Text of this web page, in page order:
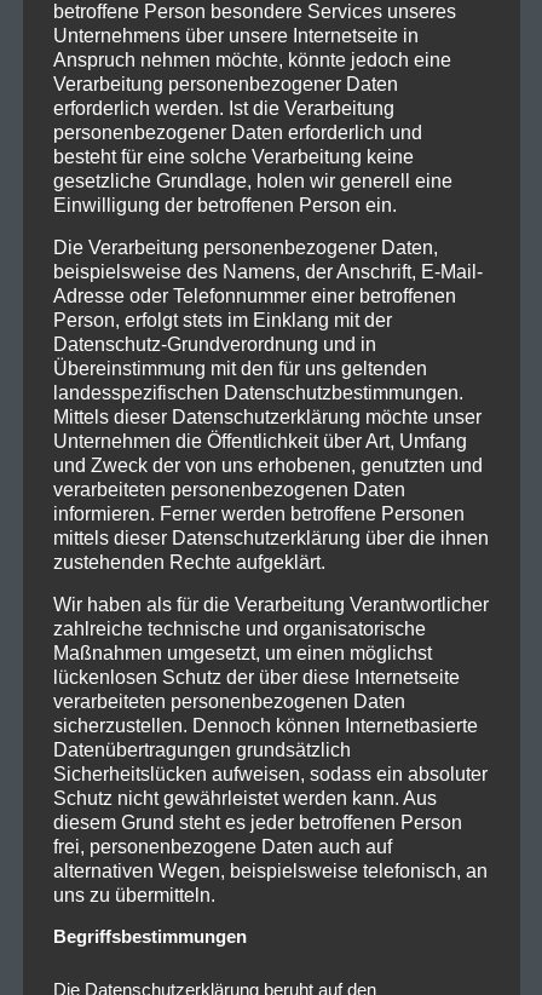
betroffene Person besondere Services unseres
Unternehmens über unsere Internetseite in
Anspruch nehmen möchte, könnte jedoch eine
Verarbeitung personenbezogener Daten
erforderlich werden. Ist die Verarbeitung
personenbezogener Daten erforderlich und
besteht für eine solche Verarbeitung keine
gesetzliche Grundlage, holen wir generell eine
Einwilligung der betroffenen Person ein.
Die Verarbeitung personenbezogener Daten,
beispielsweise des Namens, der Anschrift, E-Mail-
Adresse oder Telefonnummer einer betroffenen
Person, erfolgt stets im Einklang mit der
Datenschutz-Grundverordnung und in
Übereinstimmung mit den für uns geltenden
landesspezifischen Datenschutzbestimmungen.
Mittels dieser Datenschutzerklärung möchte unser
Unternehmen die Öffentlichkeit über Art, Umfang
und Zweck der von uns erhobenen, genutzten und
verarbeiteten personenbezogenen Daten
informieren. Ferner werden betroffene Personen
mittels dieser Datenschutzerklärung über die ihnen
zustehenden Rechte aufgeklärt.
Wir haben als für die Verarbeitung Verantwortlicher
zahlreiche technische und organisatorische
Maßnahmen umgesetzt, um einen möglichst
lückenlosen Schutz der über diese Internetseite
verarbeiteten personenbezogenen Daten
sicherzustellen. Dennoch können Internetbasierte
Datenübertragungen grundsätzlich
Sicherheitslücken aufweisen, sodass ein absoluter
Schutz nicht gewährleistet werden kann. Aus
diesem Grund steht es jeder betroffenen Person
frei, personenbezogene Daten auch auf
alternativen Wegen, beispielsweise telefonisch, an
uns zu übermitteln.
Begriffsbestimmungen
Die Datenschutzerklärung beruht auf den